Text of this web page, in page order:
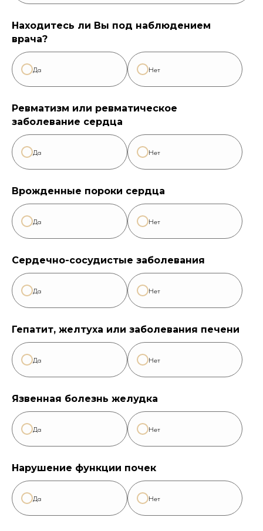
Находитесь ли Вы под наблюдением
врача?
Да Нет
Ревматизм или ревматическое
заболевание сердца
Да Нет
Врожденные пороки сердца
Да Нет
Сердечно-сосудистые заболевания
Да Нет
Гепатит, желтуха или заболевания печени
Да Нет
Язвенная болезнь желудка
Да Нет
Нарушение функции почек
Да Нет